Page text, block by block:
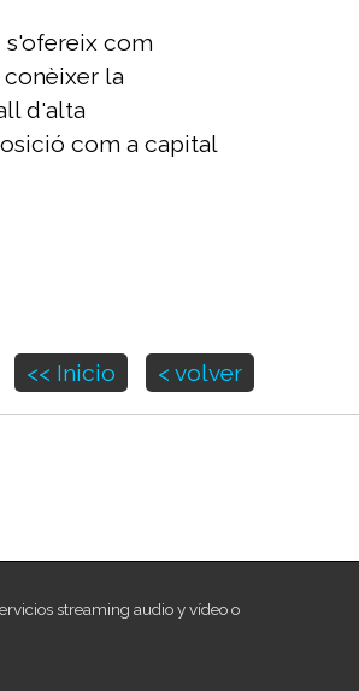
s'ofereix com
conèixer la
d'alta
com a capital
<< Inicio
< volver
streaming audio y vídeo o